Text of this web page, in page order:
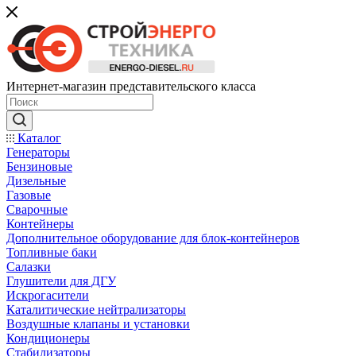
Интернет-магазин представительского класса
Каталог
Генераторы
Бензиновые
Дизельные
Газовые
Сварочные
Контейнеры
Дополнительное оборудование для блок-контейнеров
Топливные баки
Салазки
Глушители для ДГУ
Искрогасители
Каталитические нейтрализаторы
Воздушные клапаны и установки
Кондиционеры
Стабилизаторы